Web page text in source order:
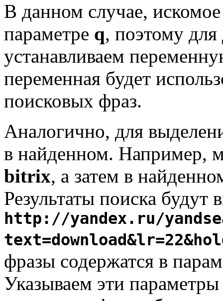
В данном случае,
параметре q, поэтому
устанавливаем
переменная будет
поисковых фраз.
Аналогично, для
в найденном. Например,
bitrix, а затем в
Результаты поиска будут
http://yandex.ru/
фразы содержатся в
Указываем эти